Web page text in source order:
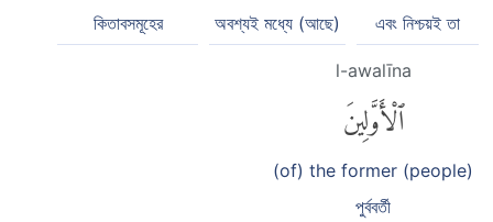
এবং নিশ্চয়ই তা
অবশ্যই মধ্যে (আছে)
কিতাবসমূহের
l-awalīna
ٱلْأَوَّلِينَ
(of) the former (people)
পুর্ববর্তী